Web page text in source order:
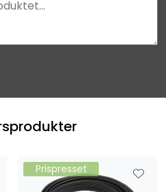
Prispresset